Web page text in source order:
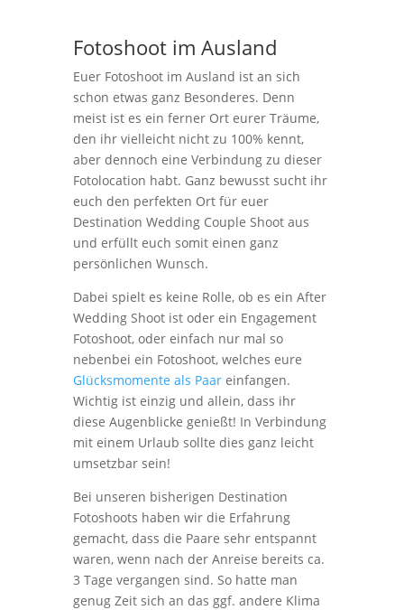
Fotoshoot im Ausland
Euer Fotoshoot im Ausland ist an sich
schon etwas ganz Besonderes. Denn
meist ist es ein ferner Ort eurer Träume,
den ihr vielleicht nicht zu 100% kennt,
aber dennoch eine Verbindung zu dieser
Fotolocation habt. Ganz bewusst sucht ihr
euch den perfekten Ort für euer
Destination Wedding Couple Shoot aus
und erfüllt euch somit einen ganz
persönlichen Wunsch.
Dabei spielt es keine Rolle, ob es ein After
Wedding Shoot ist oder ein Engagement
Fotoshoot, oder einfach nur mal so
nebenbei ein Fotoshoot, welches eure
Glücksmomente als Paareinfangen.
Wichtig ist einzig und allein, dass ihr
diese Augenblicke genießt! In Verbindung
mit einem Urlaub sollte dies ganz leicht
umsetzbar sein!
Bei unseren bisherigen Destination
Fotoshoots haben wir die Erfahrung
gemacht, dass die Paare sehr entspannt
waren, wenn nach der Anreise bereits ca.
3 Tage vergangen sind. So hatte man
genug Zeit sich an das ggf. andere Klima